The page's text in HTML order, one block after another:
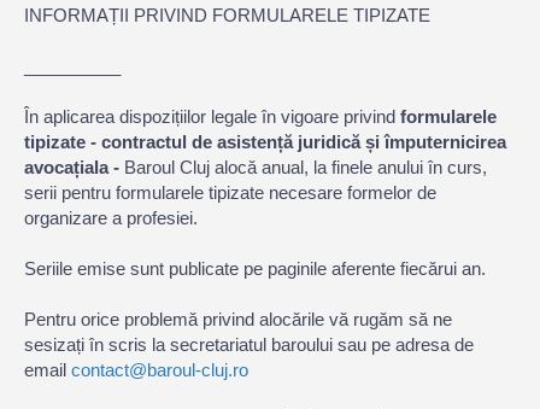
INFORMAȚII PRIVIND FORMULARELE TIPIZATE
În aplicarea dispozițiilor legale în vigoare privind formularele
tipizate - contractul de asistență juridică și împuternicirea
avocațiala - Baroul Cluj alocă anual, la finele anului în curs,
serii pentru formularele tipizate necesare formelor de
organizare a profesiei.
Seriile emise sunt publicate pe paginile aferente fiecărui an.
Pentru orice problemă privind alocările vă rugăm să ne
sesizați în scris la secretariatul baroului sau pe adresa de
email contact@baroul-cluj.ro